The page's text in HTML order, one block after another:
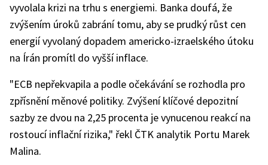
vyvolala krizi na trhu s energiemi. Banka doufá, že
zvýšením úroků zabrání tomu, aby se prudký růst cen
energií vyvolaný dopadem americko-izraelského útoku
na Írán promítl do vyšší inflace.
"ECB nepřekvapila a podle očekávání se rozhodla pro
zpřísnění měnové politiky. Zvýšení klíčové depozitní
sazby ze dvou na 2,25 procenta je vynucenou reakcí na
rostoucí inflační rizika," řekl ČTK analytik Portu Marek
Malina.